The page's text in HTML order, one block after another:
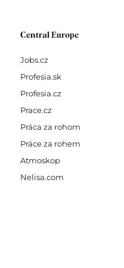
Central Europe
Jobs.cz
Profesia.sk
Profesia.cz
Prace.cz
Práca za rohom
Práce za rohem
Atmoskop
Nelisa.com